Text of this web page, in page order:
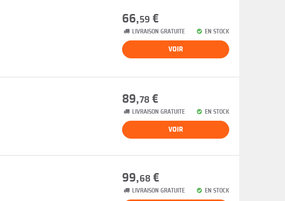
66,59 €
LIVRAISON GRATUITE EN STOCK
VOIR
89,78 €
LIVRAISON GRATUITE EN STOCK
VOIR
99,68 €
LIVRAISON GRATUITE EN STOCK